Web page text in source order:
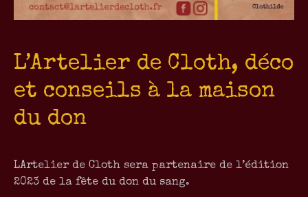
L’Artelier de Cloth, déco
et conseils à la maison
du don
LArtelier de Cloth sera partenaire de l’édition
2023 de la fête du don du sang.